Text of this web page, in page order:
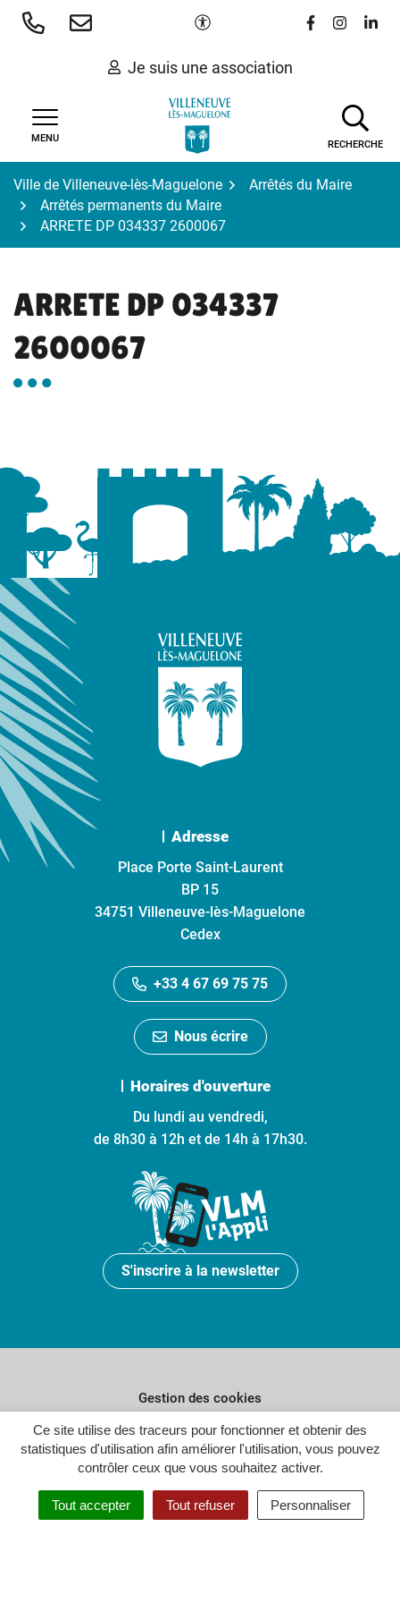
Ce site utilise des traceurs pour fonctionner et obtenir des
statistiques d'utilisation afin améliorer l'utilisation, vous pouvez
contrôler ceux que vous souhaitez activer.
Tout accepter Tout refuser Personnaliser
Aller
Paramètres d'accessibilité
Lien vers le
Lien vers
Lien
Je suis une association
MENU
RECHERCHE
Ville de Villeneuve-lès-Maguelone
Arrêtés du Maire
Arrêtés permanents du Maire
ARRETE DP 034337 2600067
ARRETE DP 034337
2600067
Adresse
Place Porte Saint-Laurent
BP 15
34751 Villeneuve-lès-Maguelone
Cedex
+33 4 67 69 75 75
Nous écrire
Horaires d'ouverture
Du lundi au vendredi,
de 8h30 à 12h et de 14h à 17h30.
S'inscrire à la newsletter
Gestion des cookies
Plan du site
Politique de confidentialité
Crédits